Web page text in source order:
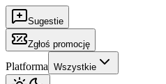
Sugestie
Zgłoś promocję
Platforma Wszystkie